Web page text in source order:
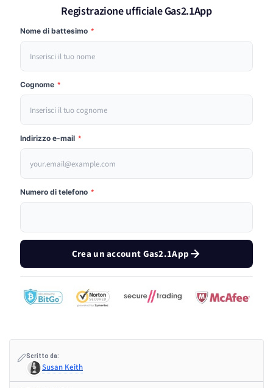
Registrazione ufficiale Gas2.1App
Nome di battesimo *
Cognome *
Indirizzo e-mail *
Numero di telefono *
Crea un account Gas2.1App
Scritto da:
Susan Keith